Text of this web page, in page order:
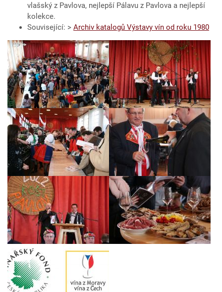
vlašský z Pavlova, nejlepší Pálavu z Pavlova a nejlepší
kolekce.
Související: > Archiv katalogů Výstavy vín od roku 1980